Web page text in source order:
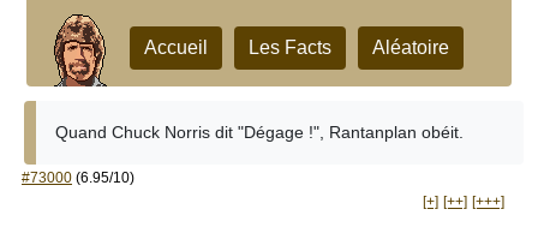
Accueil Les Facts Aléatoire
Quand Chuck Norris dit "Dégage !", Rantanplan obéit.
#73000 (6.95/10)
[+] [++] [+++]